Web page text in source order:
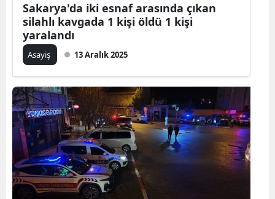
Sakarya'da iki esnaf arasında çıkan
silahlı kavgada 1 kişi öldü 1 kişi
yaralandı
Asayiş 13 Aralık 2025